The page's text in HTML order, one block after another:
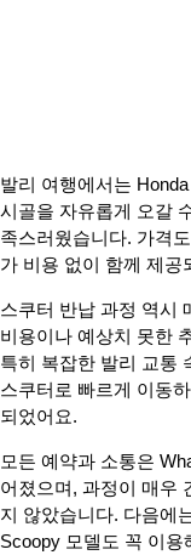
발리 여행에서는
시골을 자유롭게 오갈
족스러웠습니다. 가격
가 비용 없이 함께 제공
스쿠터 반납 과정 역시
비용이나 예상치 못한
특히 복잡한 발리 교통
스쿠터로 빠르게 이동
되었어요.
모든 예약과 소통은
어졌으며, 과정이 매우
지 않았습니다. 다음에
Scoopy 모델도 꼭 이용